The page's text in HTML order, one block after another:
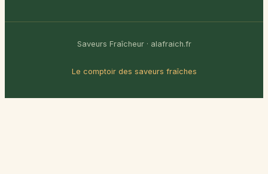
Saveurs Fraîcheur · alafraich.fr
Le comptoir des saveurs fraîches